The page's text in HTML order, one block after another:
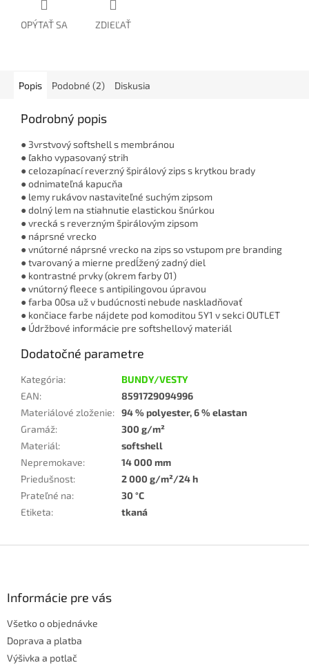
OPÝTAŤ SA ZDIEĽAŤ
Popis Podobné (2) Diskusia
Podrobný popis
● 3vrstvový softshell s membránou
● ľakho vypasovaný strih
● celozapínací reverzný špirálový zips s krytkou brady
● odnimateľná kapucňa
● lemy rukávov nastaviteľné suchým zipsom
● dolný lem na stiahnutie elastickou šnúrkou
● vrecká s reverzným špirálovým zipsom
● náprsné vrecko
● vnútorné náprsné vrecko na zips so vstupom pre branding
● tvarovaný a mierne predĺžený zadný diel
● kontrastné prvky (okrem farby 01)
● vnútorný fleece s antipilingovou úpravou
● farba 00sa už v budúcnosti nebude naskladňovať
● končiace farbe nájdete pod komoditou 5Y1 v sekci OUTLET
● Údržbové informácie pre softshellový materiál
Dodatočné parametre
Kategória:
BUNDY/VESTY
EAN:
8591729094996
Materiálové zloženie: 94 % polyester, 6 % elastan
Gramáž:
300 g/m²
Materiál:
softshell
Nepremokave:
14 000 mm
Priedušnost:
2 000 g/m²/24 h
Prateľné na:
30 °C
Etiketa: tkaná
Informácie pre vás
Všetko o objednávke
Doprava a platba
Výšivka a potlač